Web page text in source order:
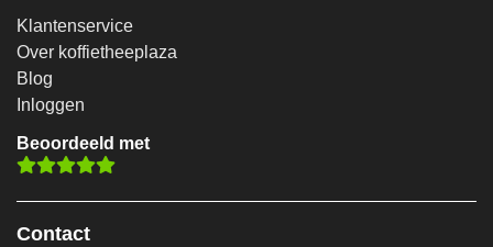
Klantenservice
Over koffietheeplaza
Blog
Inloggen
Beoordeeld met
Contact